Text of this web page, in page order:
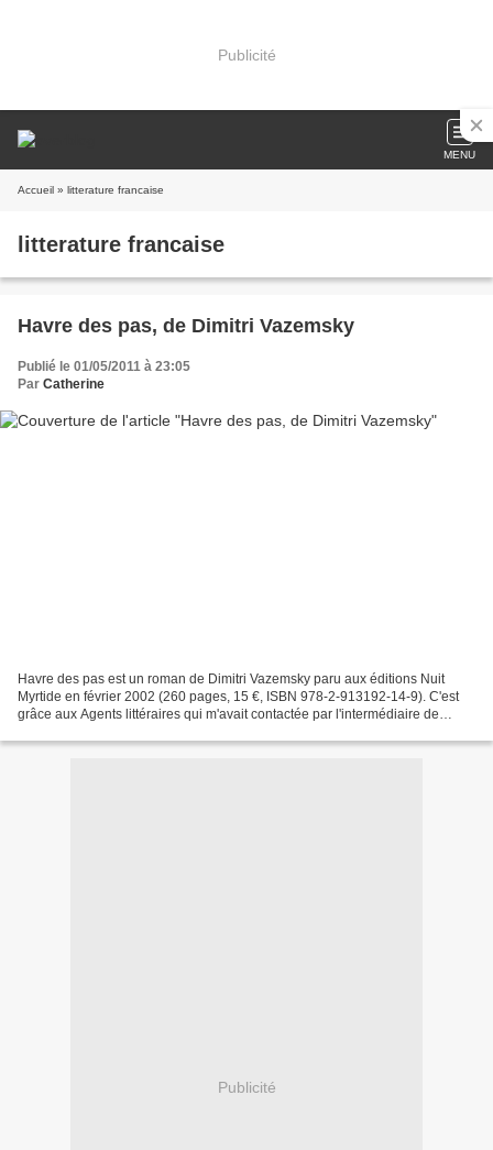
Publicité
MENU
Accueil » litterature francaise
litterature francaise
Havre des pas, de Dimitri Vazemsky
Publié le 01/05/2011 à 23:05
Par Catherine
Havre des pas est un roman de Dimitri Vazemsky paru aux éditions Nuit
Myrtide en février 2002 (260 pages, 15 €, ISBN 978-2-913192-14-9). C'est
grâce aux Agents littéraires qui m'avait contactée par l'intermédiaire de
Publicité